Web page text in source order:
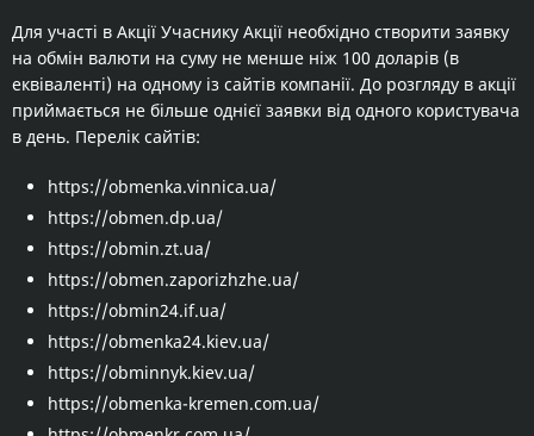
Для участі в Акції Учаснику Акції необхідно створити заявку
на обмін валюти на суму не менше ніж 100 доларів (в
еквіваленті) на одному із сайтів компанії. До розгляду в акції
приймається не більше однієї заявки від одного користувача
в день. Перелік сайтів:
https://obmenka.vinnica.ua/
https://obmen.dp.ua/
https://obmin.zt.ua/
https://obmen.zaporizhzhe.ua/
https://obmin24.if.ua/
https://obmenka24.kiev.ua/
https://obminnyk.kiev.ua/
https://obmenka-kremen.com.ua/